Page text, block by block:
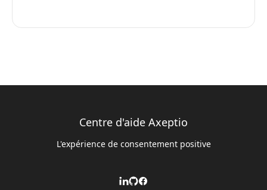
Centre d'aide Axeptio
L'expérience de consentement positive